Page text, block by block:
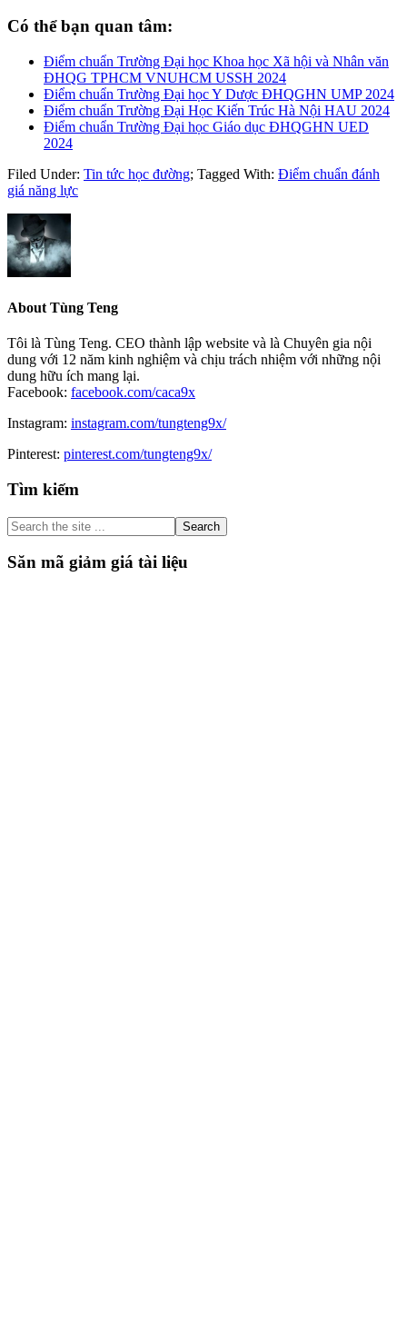
Có thể bạn quan tâm:
Điểm chuẩn Trường Đại học Khoa học Xã hội và Nhân văn
ĐHQG TPHCM VNUHCM USSH 2024
Điểm chuẩn Trường Đại học Y Dược ĐHQGHN UMP 2024
Điểm chuẩn Trường Đại Học Kiến Trúc Hà Nội HAU 2024
Điểm chuẩn Trường Đại học Giáo dục ĐHQGHN UED
2024
Filed Under: Tin tức học đường; Tagged With: Điểm chuẩn đánh
giá năng lực
About Tùng Teng
Tôi là Tùng Teng. CEO thành lập website và là Chuyên gia nội
dung với 12 năm kinh nghiệm và chịu trách nhiệm với những nội
dung hữu ích mang lại.
Facebook: facebook.com/caca9x
Instagram: instagram.com/tungteng9x/
Pinterest: pinterest.com/tungteng9x/
Primary
Sidebar
Tìm kiếm
Search
the
site
...
Săn mã giảm giá tài liệu